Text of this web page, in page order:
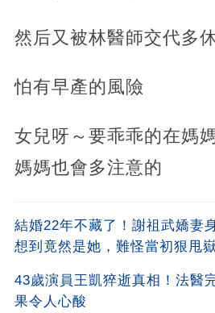
然后又被林醫師交代多
怕有早產的風險
女兒呀～要乖乖的在媽
媽媽也會多注意的
結婚22年不藏了！謝祖武嬌妻
想到竟然是她，難怪當初狠甩
43歲演員王凱猝逝真相！法醫
果令人心酸